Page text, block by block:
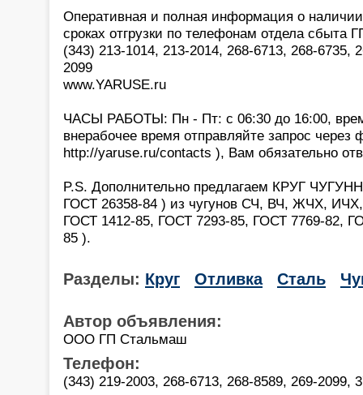
Оперативная и полная информация о
сроках отгрузки по телефонам отдела сбыта
(343) 213-1014, 213-2014, 268-6713, 268-6735,
2099
www.YARUSE.ru
ЧАСЫ РАБОТЫ: Пн - Пт: с 06:30 до 16:00,
внерабочее время отправляйте запрос через
http://yaruse.ru/contacts ), Вам обязательно
P.S. Дополнительно предлагаем КРУГ
ГОСТ 26358-84 ) из чугунов СЧ, ВЧ, ЖЧХ,
ГОСТ 1412-85, ГОСТ 7293-85, ГОСТ 7769-82,
85 ).
Разделы: Круг Отливка Сталь
Автор объявления:
ООО ГП Стальмаш
Телефон:
(343) 219-2003, 268-6713, 268-8589, 269-2099,